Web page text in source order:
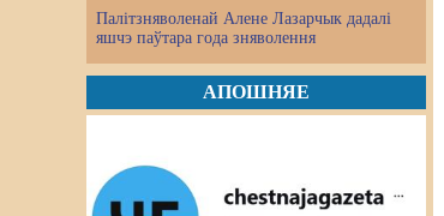
Палітзняволенай Алене Лазарчык дадалі
яшчэ паўтара года зняволення
АПОШНЯЕ